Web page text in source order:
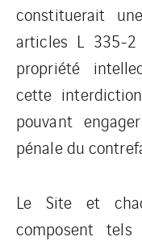
constituerait
articles L 335-
propriété
cette
pouvant
pénale du
Le Site et
composent tels